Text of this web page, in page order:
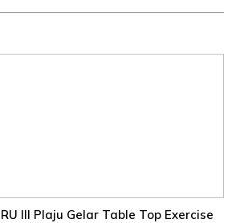
III Plaju Gelar Table Top Exercise